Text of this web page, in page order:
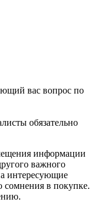
вас вопрос по
обязательно
информации
важного
интересующие
сомнения в покупке.